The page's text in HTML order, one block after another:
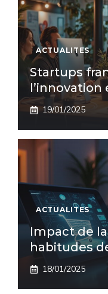
ACTUALITES
Startups
19/01/2025
ACTUALITES
Impact de
habitudes
18/01/2025